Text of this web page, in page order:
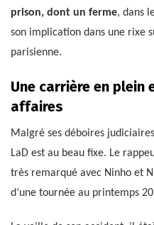
prison, dont un ferme, dans
son implication dans une rixe
parisienne.
Une carrière en plein
affaires
Malgré ses déboires
LaD est au beau fixe. Le
très remarqué avec Ninho et
d’une tournée au printemps